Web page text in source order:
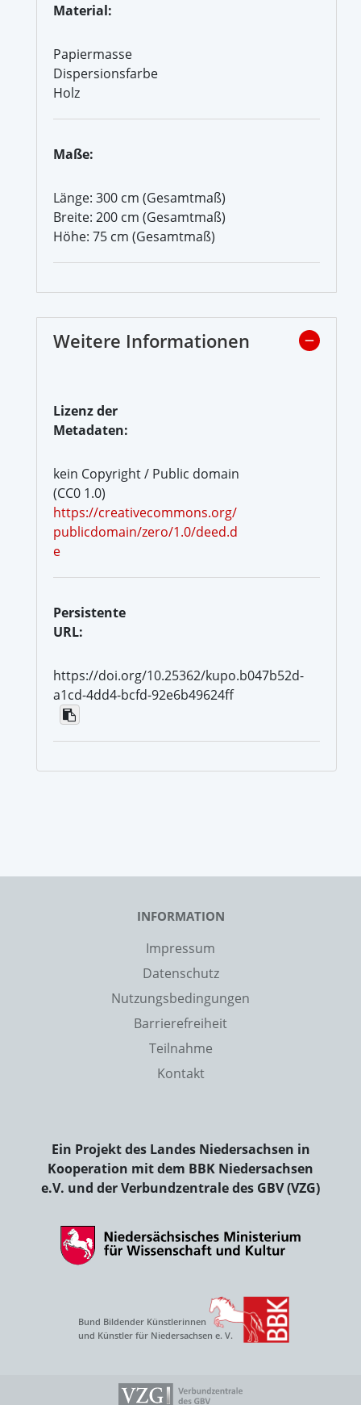
Material:
Papiermasse
Dispersionsfarbe
Holz
Maße:
Länge: 300 cm (Gesamtmaß)
Breite: 200 cm (Gesamtmaß)
Höhe: 75 cm (Gesamtmaß)
Weitere Informationen
Lizenz der
Metadaten:
kein Copyright / Public domain
(CC0 1.0)
https://creativecommons.org/
publicdomain/zero/1.0/deed.d
e
Persistente
URL:
https://doi.org/10.25362/kupo.b047b52d-
a1cd-4dd4-bcfd-92e6b49624ff
INFORMATION
Impressum
Datenschutz
Nutzungsbedingungen
Barrierefreiheit
Teilnahme
Kontakt
Ein Projekt des Landes Niedersachsen in
Kooperation mit dem BBK Niedersachsen
e.V. und der Verbundzentrale des GBV (VZG)
Bund Bildender Künstlerinnen
und Künstler für Niedersachsen e. V.